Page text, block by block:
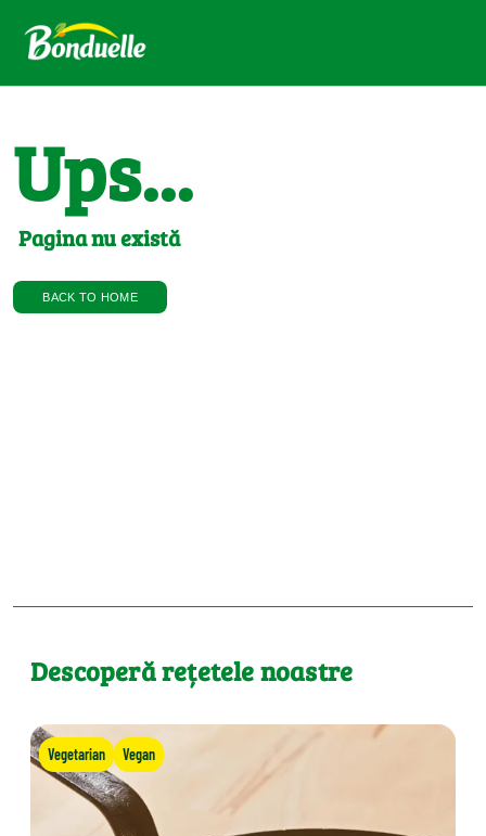
Ups...
Pagina nu există
BACK TO HOME
Descoperă rețetele noastre
Vegetarian Vegan